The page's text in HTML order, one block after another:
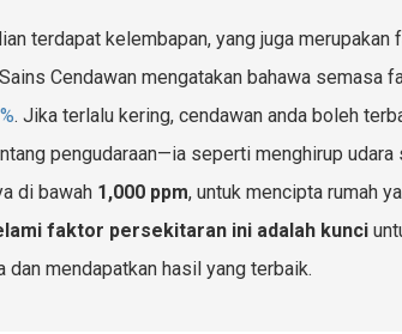
terdapat kelembapan, yang juga
Cendawan mengatakan bahawa semasa
. Jika terlalu kering, cendawan anda boleh
pengudaraan—ia seperti menghirup
di bawah 1,000 ppm, untuk mencipta rumah
faktor persekitaran ini adalah kunci
dan mendapatkan hasil yang terbaik.